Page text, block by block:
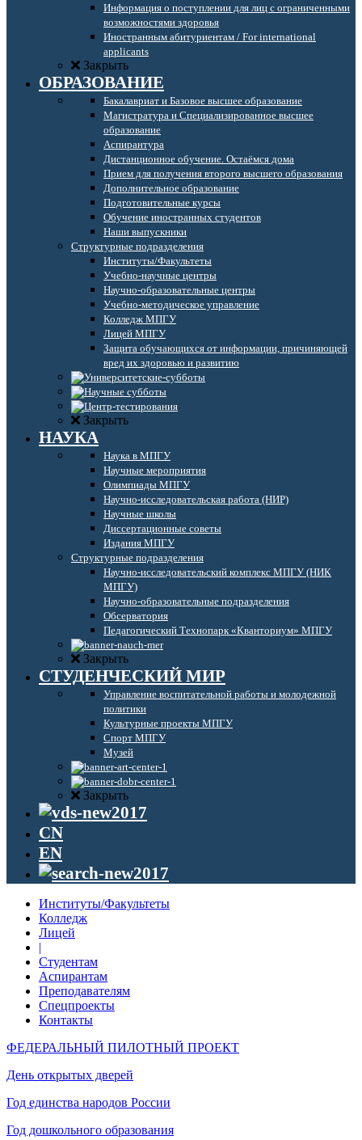
Информация о поступлении для лиц с ограниченными
возможностями здоровья
Иностранным абитуриентам / For international
applicants
Закрыть
ОБРАЗОВАНИЕ
Бакалавриат и Базовое высшее образование
Магистратура и Специализированное высшее
образование
Аспирантура
Дистанционное обучение. Остаёмся дома
Прием для получения второго высшего образования
Дополнительное образование
Подготовительные курсы
Обучение иностранных студентов
Наши выпускники
Структурные подразделения
Институты/Факультеты
Учебно-научные центры
Научно-образовательные центры
Учебно-методическое управление
Колледж МПГУ
Лицей МПГУ
Защита обучающихся от информации, причиняющей
вред их здоровью и развитию
Закрыть
НАУКА
Наука в МПГУ
Научные мероприятия
Олимпиады МПГУ
Научно-исследовательская работа (НИР)
Научные школы
Диссертационные советы
Издания МПГУ
Структурные подразделения
Научно-исследовательский комплекс МПГУ (НИК
МПГУ)
Научно-образовательные подразделения
Обсерватория
Педагогический Технопарк «Кванториум» МПГУ
Закрыть
СТУДЕНЧЕСКИЙ МИР
Управление воспитательной работы и молодежной
политики
Культурные проекты МПГУ
Спорт МПГУ
Музей
Закрыть
CN
EN
Институты/Факультеты
Колледж
Лицей
|
Студентам
Аспирантам
Преподавателям
Спецпроекты
Контакты
ФЕДЕРАЛЬНЫЙ ПИЛОТНЫЙ ПРОЕКТ
День открытых дверей
Год единства народов России
Год дошкольного образования